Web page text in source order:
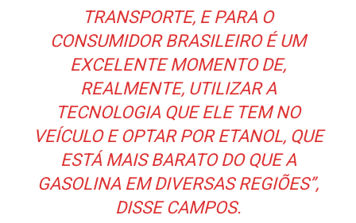
TRANSPORTE, E PARA O
CONSUMIDOR BRASILEIRO É UM
EXCELENTE MOMENTO DE,
REALMENTE, UTILIZAR A
TECNOLOGIA QUE ELE TEM NO
VEÍCULO E OPTAR POR ETANOL, QUE
ESTÁ MAIS BARATO DO QUE A
GASOLINA EM DIVERSAS REGIÕES”,
DISSE CAMPOS.